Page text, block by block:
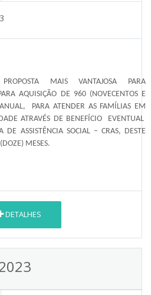
MAIS VANTAJOSA PARA
AQUISIÇÃO DE 960 (NOVECENTOS E
ANUAL, PARA ATENDER AS FAMÍLIAS EM
ATRAVÉS DE BENEFÍCIO EVENTUAL
DE ASSISTÊNCIA SOCIAL – CRAS, DESTE
MESES.
DETALHES